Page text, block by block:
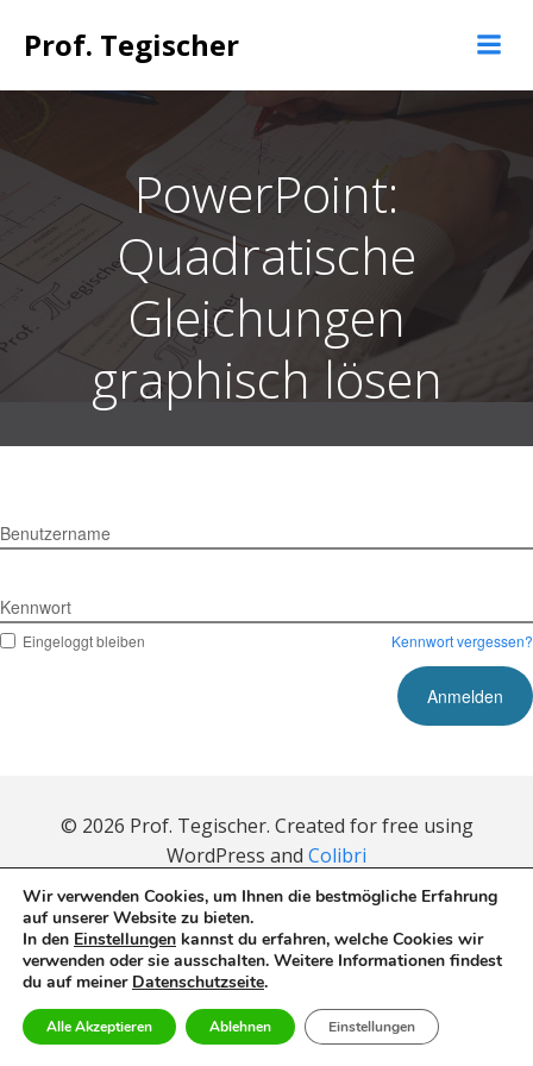
Prof. Tegischer
PowerPoint:
Quadratische
Gleichungen
graphisch lösen
Benutzername
Kennwort
Eingeloggt bleiben Kennwort vergessen?
© 2026 Prof. Tegischer. Created for free using
WordPress and Colibri
Mitgliederbereich mit
Wir verwenden Cookies, um Ihnen die bestmögliche Erfahrung
auf unserer Website zu bieten.
In den Einstellungen kannst du erfahren, welche Cookies wir
verwenden oder sie ausschalten. Weitere Informationen findest
du auf meiner Datenschutzseite.
Alle Akzeptieren Ablehnen Einstellungen